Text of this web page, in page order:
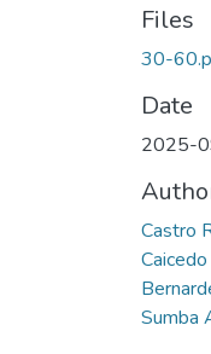
Files
30-
Date
2025-
Castro
Sumba